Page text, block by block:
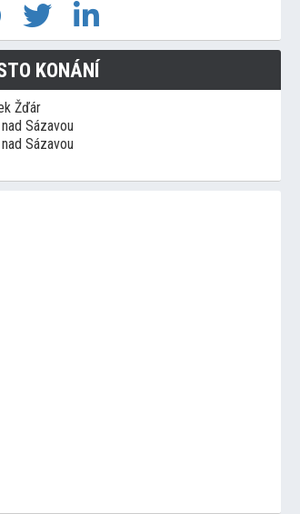
KONÁNÍ
Žďár
Sázavou
Sázavou